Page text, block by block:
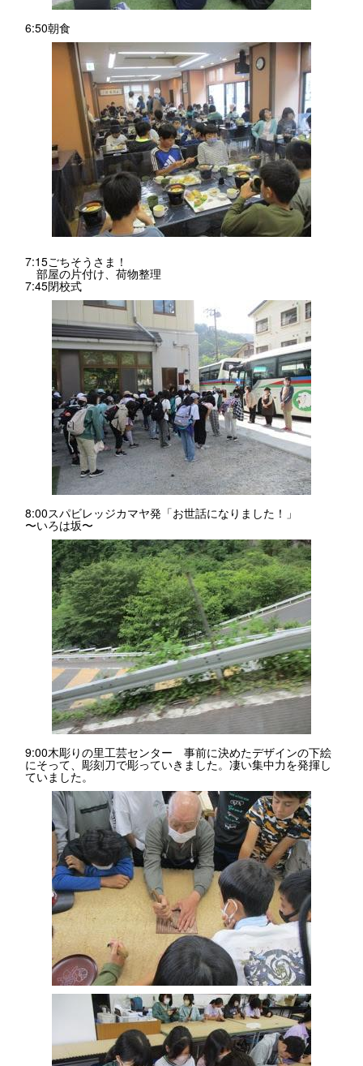
6:50朝食
7:15ごちそうさま！
部屋の片付け、荷物整理
7:45閉校式
8:00スパビレッジカマヤ発「お世話になりました！」
〜いろは坂〜
9:00木彫りの里工芸センター 事前に決めたデザインの下絵
にそって、彫刻刀で彫っていきました。凄い集中力を発揮し
ていました。